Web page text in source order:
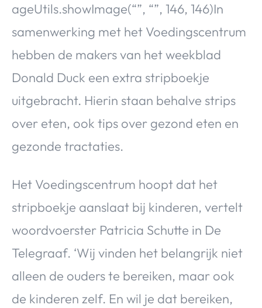
ageUtils.showImage(“”, “”, 146, 146)In
samenwerking met het Voedingscentrum
hebben de makers van het weekblad
Donald Duck een extra stripboekje
uitgebracht. Hierin staan behalve strips
over eten, ook tips over gezond eten en
gezonde tractaties.
Het Voedingscentrum hoopt dat het
stripboekje aanslaat bij kinderen, vertelt
woordvoerster Patricia Schutte in De
Telegraaf. ‘Wij vinden het belangrijk niet
alleen de ouders te bereiken, maar ook
de kinderen zelf. En wil je dat bereiken,